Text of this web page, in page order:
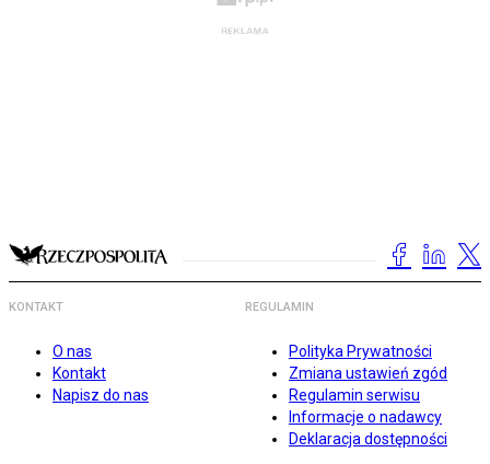
KONTAKT
O nas
Kontakt
Napisz do nas
REGULAMIN
Polityka Prywatności
Zmiana ustawień zgód
Regulamin serwisu
Informacje o nadawcy
Deklaracja dostępności